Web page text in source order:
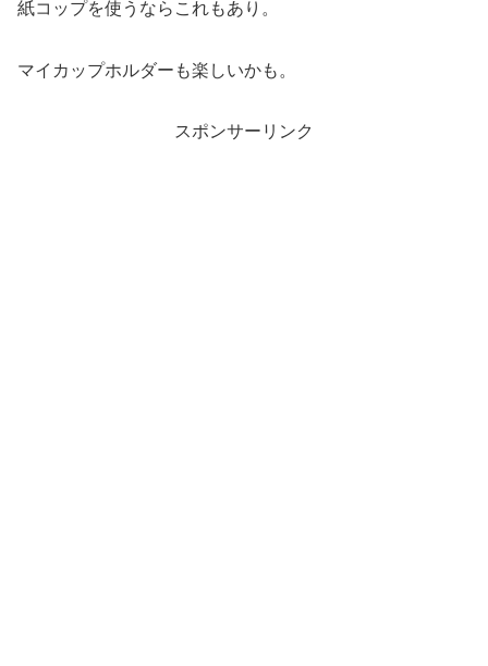
紙コップを使うならこれもあり。
マイカップホルダーも楽しいかも。
スポンサーリンク